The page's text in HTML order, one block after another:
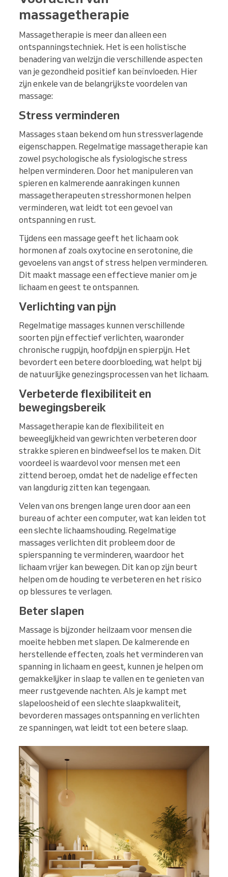
massagetherapie
Massagetherapie is meer dan alleen een
ontspanningstechniek. Het is een holistische
benadering van welzijn die verschillende aspecten
van je gezondheid positief kan beïnvloeden. Hier
zijn enkele van de belangrijkste voordelen van
massage:
Stress verminderen
Massages staan bekend om hun stressverlagende
eigenschappen. Regelmatige massagetherapie kan
zowel psychologische als fysiologische stress
helpen verminderen. Door het manipuleren van
spieren en kalmerende aanrakingen kunnen
massagetherapeuten stresshormonen helpen
verminderen, wat leidt tot een gevoel van
ontspanning en rust.
Tijdens een massage geeft het lichaam ook
hormonen af zoals oxytocine en serotonine, die
gevoelens van angst of stress helpen verminderen.
Dit maakt massage een effectieve manier om je
lichaam en geest te ontspannen.
Verlichting van pijn
Regelmatige massages kunnen verschillende
soorten pijn effectief verlichten, waaronder
chronische rugpijn, hoofdpijn en spierpijn. Het
bevordert een betere doorbloeding, wat helpt bij
de natuurlijke genezingsprocessen van het lichaam.
Verbeterde flexibiliteit en
bewegingsbereik
Massagetherapie kan de flexibiliteit en
beweeglijkheid van gewrichten verbeteren door
strakke spieren en bindweefsel los te maken. Dit
voordeel is waardevol voor mensen met een
zittend beroep, omdat het de nadelige effecten
van langdurig zitten kan tegengaan.
Velen van ons brengen lange uren door aan een
bureau of achter een computer, wat kan leiden tot
een slechte lichaamshouding. Regelmatige
massages verlichten dit probleem door de
spierspanning te verminderen, waardoor het
lichaam vrijer kan bewegen. Dit kan op zijn beurt
helpen om de houding te verbeteren en het risico
op blessures te verlagen.
Beter slapen
Massage is bijzonder heilzaam voor mensen die
moeite hebben met slapen. De kalmerende en
herstellende effecten, zoals het verminderen van
spanning in lichaam en geest, kunnen je helpen om
gemakkelijker in slaap te vallen en te genieten van
meer rustgevende nachten. Als je kampt met
slapeloosheid of een slechte slaapkwaliteit,
bevorderen massages ontspanning en verlichten
ze spanningen, wat leidt tot een betere slaap.